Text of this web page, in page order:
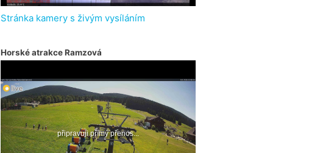
Stránka kamery s živým vysíláním
Horské atrakce Ramzová